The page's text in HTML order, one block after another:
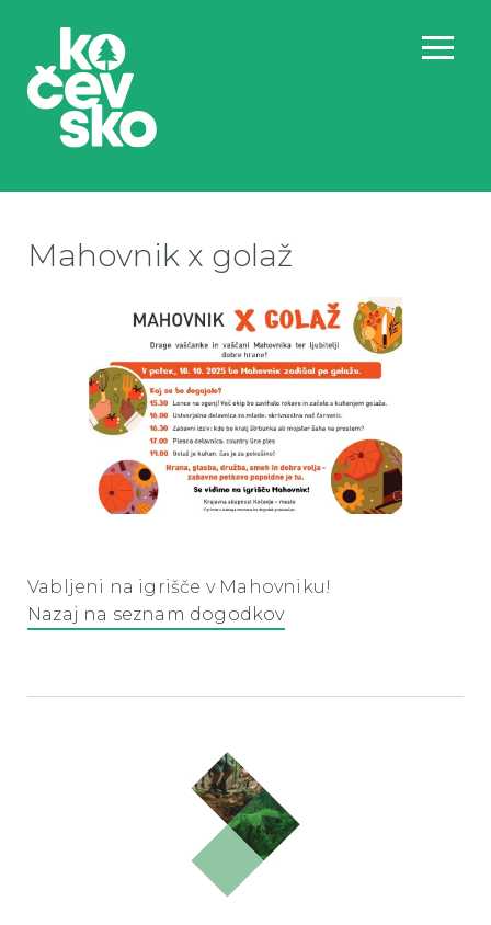
Mahovnik x golaž
Vabljeni na igrišče v Mahovniku!
Nazaj na seznam dogodkov